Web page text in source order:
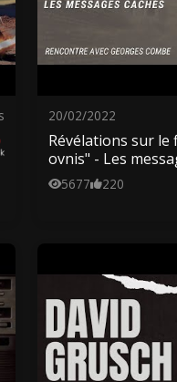
20/02/2022
Révélations sur le
ovnis" - Les
5677 220